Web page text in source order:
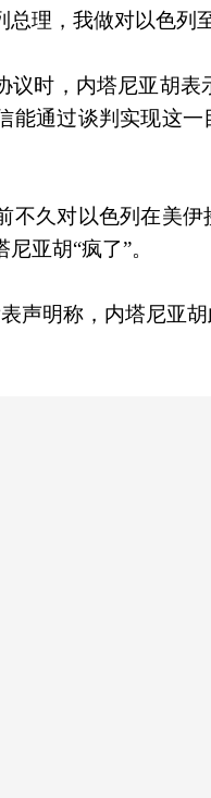
理，我做对以色列
议时，内塔尼亚胡
能通过谈判实现这
不久对以色列在美
亚胡“疯了”。
声明称，内塔尼亚